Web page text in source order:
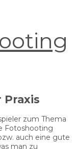
Praxis
zum Thema
Fotoshooting
auch eine gute
man zu